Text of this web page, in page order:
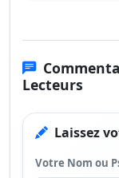
Lecteurs
Laissez
Votre Nom ou